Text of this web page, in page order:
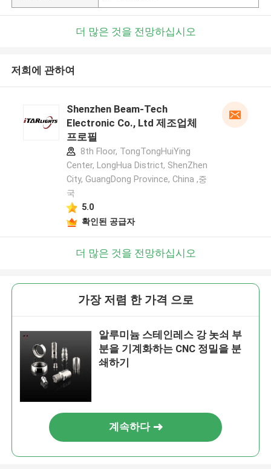
더 많은 것을 전망하십시오
저희에 관하여
Shenzhen Beam-Tech
Electronic Co., Ltd 제조업체
프로필
8th Floor, TongTongHuiYing
Center, LongHua District, ShenZhen
City, GuangDong Province, China ,중
국
5.0
확인된 공급자
더 많은 것을 전망하십시오
가장 저렴 한 가격 으로
알루미늄 스테인레스 강 놋쇠 부
분을 기계화하는 CNC 정밀을 분
쇄하기
계속하다